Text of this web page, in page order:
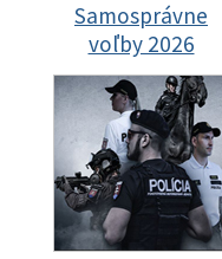
Samosprávne
voľby 2026